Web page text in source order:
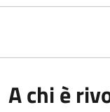
A chi è